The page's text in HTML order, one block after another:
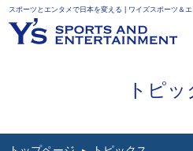
スポーツとエンタメで日本を変える | ワイズスポーツ＆
トピッ